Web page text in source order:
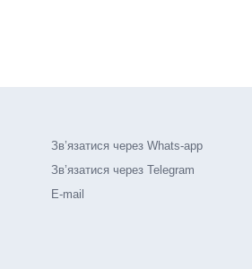
Зв’язатися через Whats-app
Зв’язатися через Telegram
E-mail